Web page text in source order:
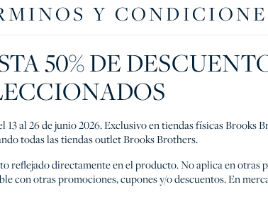
Y
50% DE
13 al 26 de junio 2026. Exclusivo en tiendas físicas
todas las tiendas outlet Brooks Brothers.
reflejado directamente en el producto. No aplica en
con otras promociones, cupones y/o descuentos. En